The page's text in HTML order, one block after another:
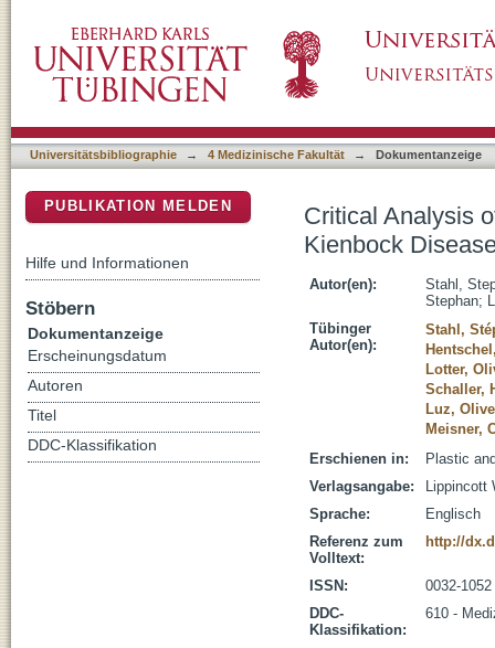
Universitätsbibliographie → 4 Medizinische Fakultät → Dokumentanzeige
Critical Analysis
Kienbock
Autor(en):
Stahl,
Stephan;
Tübinger
Autor(en):
Stahl,
Lotter,
Schaller,
Luz,
Meisner,
Erschienen in:
Plastic
Verlagsangabe:
Lippincott
Sprache:
Englisch
Referenz zum
Volltext:
http://
ISSN:
0032-1052
DDC-
Klassifikation:
610 -
PUBLIKATION MELDEN
Hilfe und Informationen
Stöbern
Dokumentanzeige
Erscheinungsdatum
Autoren
Titel
DDC-Klassifikation